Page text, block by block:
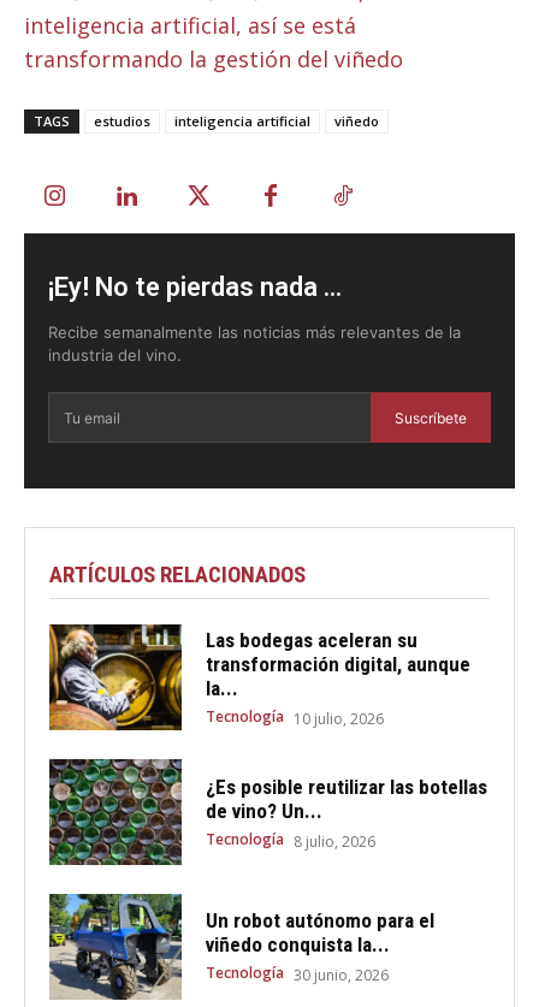
inteligencia artificial, así se está
transformando la gestión del viñedo
TAGS estudios inteligencia artificial viñedo
¡Ey! No te pierdas nada ...
Recibe semanalmente las noticias más relevantes de la
industria del vino.
Suscríbete
ARTÍCULOS RELACIONADOS
Las bodegas aceleran su
transformación digital, aunque
la...
Tecnología 10 julio, 2026
¿Es posible reutilizar las botellas
de vino? Un...
Tecnología 8 julio, 2026
Un robot autónomo para el
viñedo conquista la...
Tecnología 30 junio, 2026